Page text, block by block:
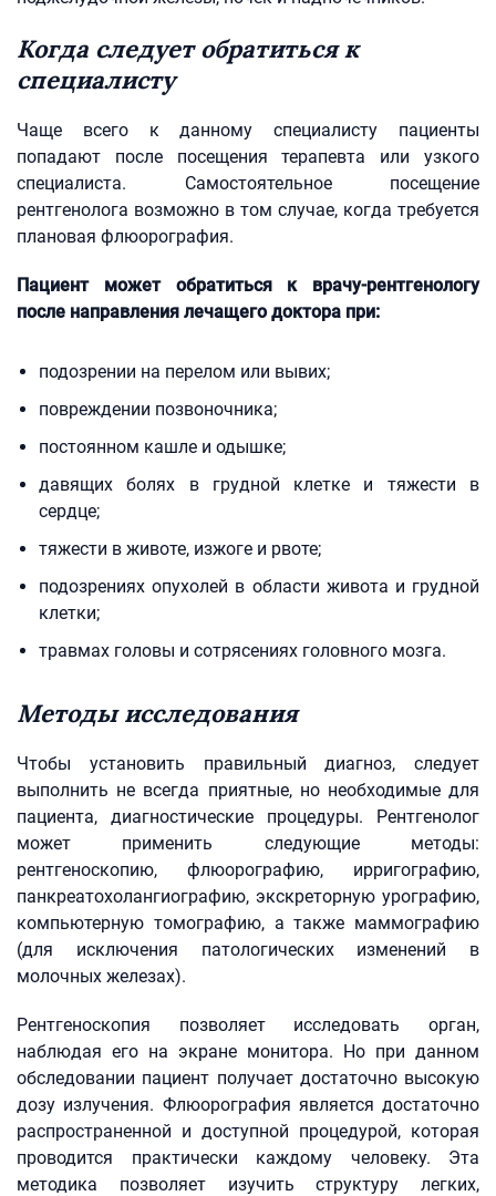
Когда следует обратиться к
специалисту
Чаще всего к данному специалисту пациенты
попадают после посещения терапевта или узкого
специалиста. Самостоятельное посещение
рентгенолога возможно в том случае, когда требуется
плановая флюорография.
Пациент может обратиться к врачу-рентгенологу
после направления лечащего доктора при:
подозрении на перелом или вывих;
повреждении позвоночника;
постоянном кашле и одышке;
давящих болях в грудной клетке и тяжести в
сердце;
тяжести в животе, изжоге и рвоте;
подозрениях опухолей в области живота и грудной
клетки;
травмах головы и сотрясениях головного мозга.
Методы исследования
Чтобы установить правильный диагноз, следует
выполнить не всегда приятные, но необходимые для
пациента, диагностические процедуры. Рентгенолог
может применить следующие методы:
рентгеноскопию, флюорографию, ирригографию,
панкреатохолангиографию, экскреторную урографию,
компьютерную томографию, а также маммографию
(для исключения патологических изменений в
молочных железах).
Рентгеноскопия позволяет исследовать орган,
наблюдая его на экране монитора. Но при данном
обследовании пациент получает достаточно высокую
дозу излучения. Флюорография является достаточно
распространенной и доступной процедурой, которая
проводится практически каждому человеку. Эта
методика позволяет изучить структуру легких,